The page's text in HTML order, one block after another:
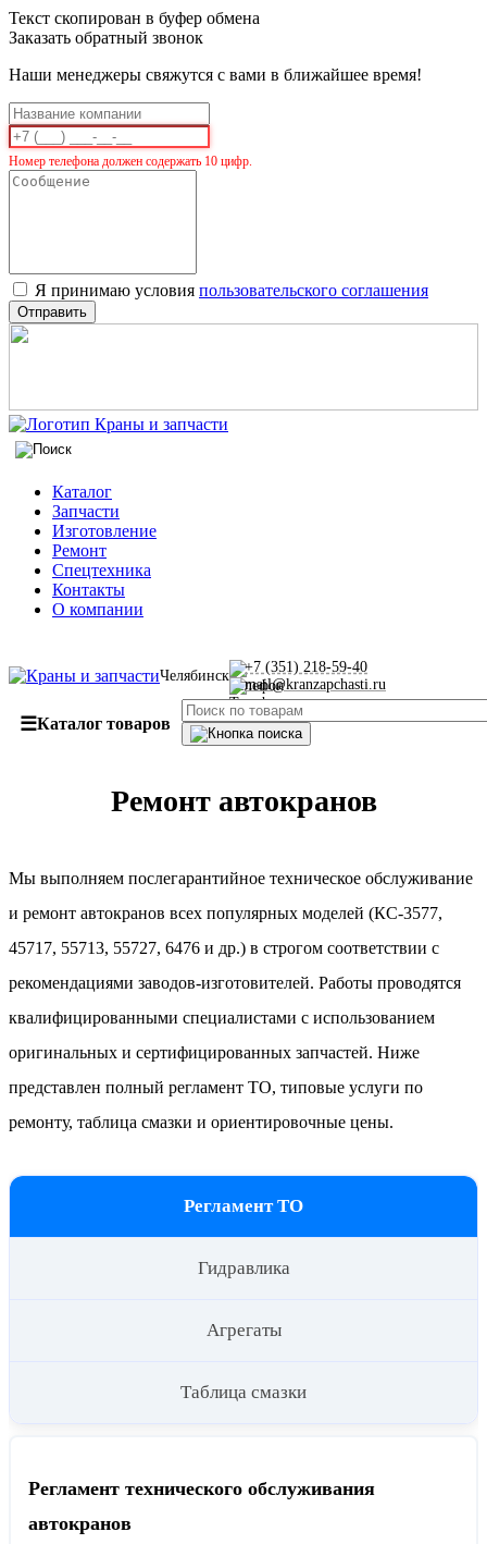
Текст скопирован в буфер обмена
Заказать обратный звонок
Наши менеджеры свяжутся с вами в ближайшее время!
Номер телефона должен содержать 10 цифр.
Я принимаю условия пользовательского соглашения
Отправить
Каталог
Запчасти
Изготовление
Ремонт
Спецтехника
Контакты
О компании
Челябинск
+7 (351) 218-59-40
mail@kranzapchasti.ru
☰Каталог товаров
Ремонт автокранов
Мы выполняем послегарантийное техническое обслуживание
и ремонт автокранов всех популярных моделей (КС-3577,
45717, 55713, 55727, 6476 и др.) в строгом соответствии с
рекомендациями заводов-изготовителей. Работы проводятся
квалифицированными специалистами с использованием
оригинальных и сертифицированных запчастей. Ниже
представлен полный регламент ТО, типовые услуги по
ремонту, таблица смазки и ориентировочные цены.
Регламент ТО
Гидравлика
Агрегаты
Таблица смазки
Регламент технического обслуживания
автокранов